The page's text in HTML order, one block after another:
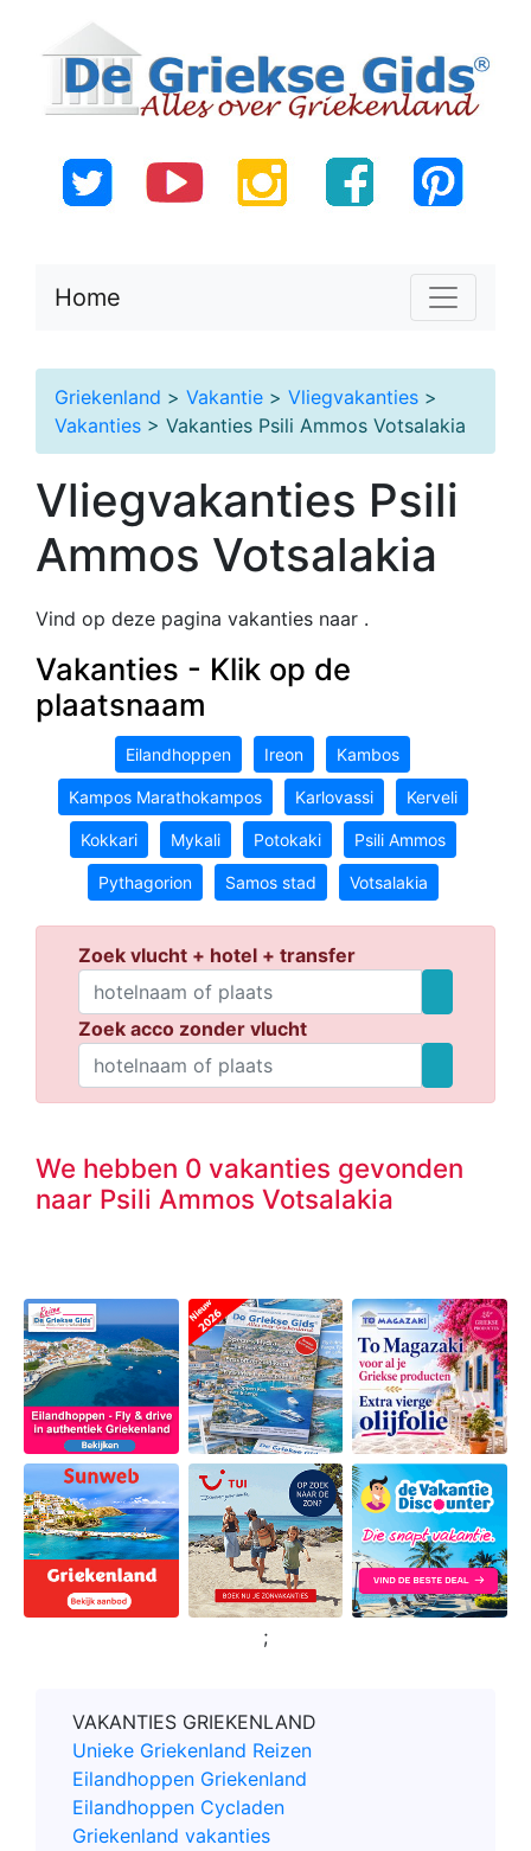
Home
Griekenland > Vakantie > Vliegvakanties >
Vakanties > Vakanties Psili Ammos Votsalakia
Vliegvakanties Psili
Ammos Votsalakia
Vind op deze pagina vakanties naar .
Vakanties - Klik op de
plaatsnaam
Eilandhoppen Ireon Kambos
Kampos Marathokampos Karlovassi Kerveli
Kokkari Mykali Potokaki Psili Ammos
Pythagorion Samos stad Votsalakia
Zoek vlucht + hotel + transfer
Zoek acco zonder vlucht
We hebben 0 vakanties gevonden
naar Psili Ammos Votsalakia
;
VAKANTIES GRIEKENLAND
Unieke Griekenland Reizen
Eilandhoppen Griekenland
Eilandhoppen Cycladen
Griekenland vakanties